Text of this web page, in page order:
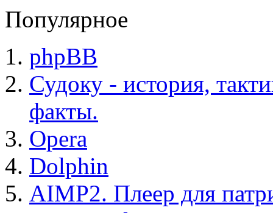
Популярное
phpBB
Судоку - история,
факты.
Opera
Dolphin
AIMP2. Плеер для